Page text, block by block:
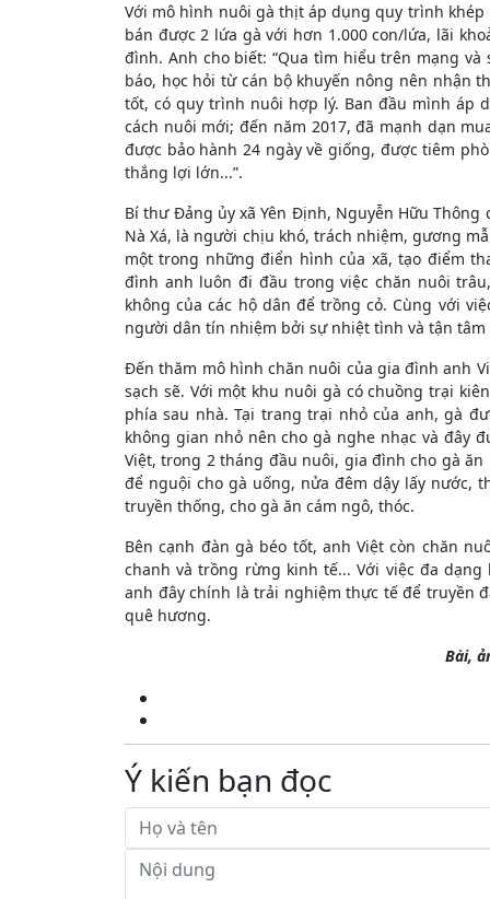
Với mô hình nuôi gà thịt áp dụng quy trình
bán được 2 lứa gà với hơn 1.000 con/lứa, lãi
đình. Anh cho biết: “Qua tìm hiểu trên mạng
báo, học hỏi từ cán bộ khuyến nông nên nhận
tốt, có quy trình nuôi hợp lý. Ban đầu mình áp
cách nuôi mới; đến năm 2017, đã mạnh dạn
được bảo hành 24 ngày về giống, được tiêm
thắng lợi lớn...”.
Bí thư Đảng ủy xã Yên Định, Nguyễn Hữu
Nà Xá, là người chịu khó, trách nhiệm, gương
một trong những điển hình của xã, tạo điểm
đình anh luôn đi đầu trong việc chăn nuôi
không của các hộ dân để trồng cỏ. Cùng với
người dân tín nhiệm bởi sự nhiệt tình và tận tâm
Đến thăm mô hình chăn nuôi của gia đình anh
sạch sẽ. Với một khu nuôi gà có chuồng trại
phía sau nhà. Tại trang trại nhỏ của anh, gà
không gian nhỏ nên cho gà nghe nhạc và đây
Việt, trong 2 tháng đầu nuôi, gia đình cho gà
để nguội cho gà uống, nửa đêm dậy lấy nước,
truyền thống, cho gà ăn cám ngô, thóc.
Bên cạnh đàn gà béo tốt, anh Việt còn chăn
chanh và trồng rừng kinh tế... Với việc đa
anh đây chính là trải nghiệm thực tế để truyền
quê hương.
Bài,
Ý kiến bạn đọc